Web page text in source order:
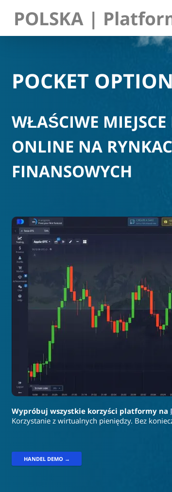
POLSKA |
POCKET OPTION
WŁAŚCIWE
ONLINE NA
FINANSOWYCH
Wypróbuj wszystkie korzyści platformy na
Korzystanie z wirtualnych pieniędzy. Bez
HANDEL DEMO →